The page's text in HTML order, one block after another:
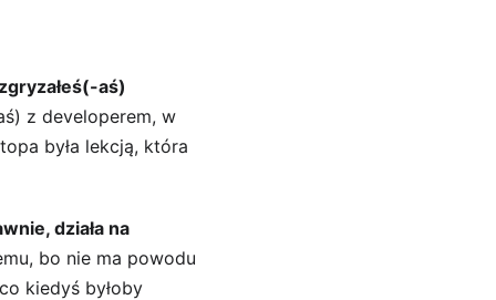
aś)
z developerem, w
była lekcją, która
działa na
bo nie ma powodu
kiedyś byłoby